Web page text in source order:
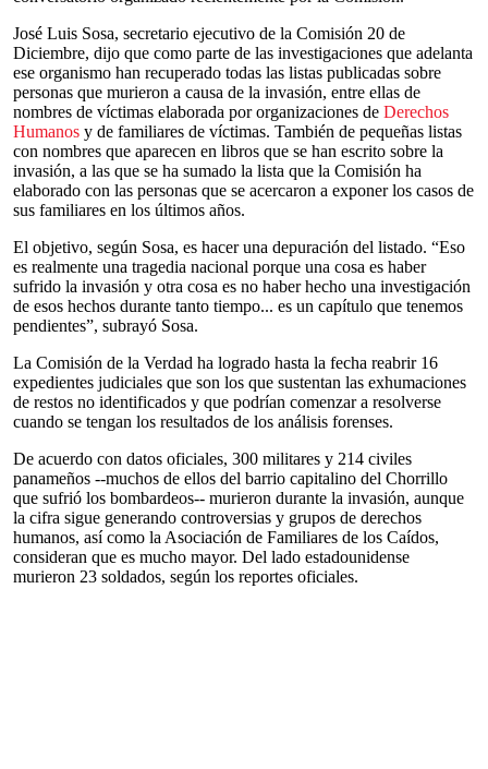
José Luis Sosa, secretario ejecutivo de la Comisión 20 de
Diciembre, dijo que como parte de las investigaciones que adelanta
ese organismo han recuperado todas las listas publicadas sobre
personas que murieron a causa de la invasión, entre ellas de
nombres de víctimas elaborada por organizaciones de Derechos
Humanos y de familiares de víctimas. También de pequeñas listas
con nombres que aparecen en libros que se han escrito sobre la
invasión, a las que se ha sumado la lista que la Comisión ha
elaborado con las personas que se acercaron a exponer los casos de
sus familiares en los últimos años.
El objetivo, según Sosa, es hacer una depuración del listado. “Eso
es realmente una tragedia nacional porque una cosa es haber
sufrido la invasión y otra cosa es no haber hecho una investigación
de esos hechos durante tanto tiempo... es un capítulo que tenemos
pendientes”, subrayó Sosa.
La Comisión de la Verdad ha logrado hasta la fecha reabrir 16
expedientes judiciales que son los que sustentan las exhumaciones
de restos no identificados y que podrían comenzar a resolverse
cuando se tengan los resultados de los análisis forenses.
De acuerdo con datos oficiales, 300 militares y 214 civiles
panameños --muchos de ellos del barrio capitalino del Chorrillo
que sufrió los bombardeos-- murieron durante la invasión, aunque
la cifra sigue generando controversias y grupos de derechos
humanos, así como la Asociación de Familiares de los Caídos,
consideran que es mucho mayor. Del lado estadounidense
murieron 23 soldados, según los reportes oficiales.